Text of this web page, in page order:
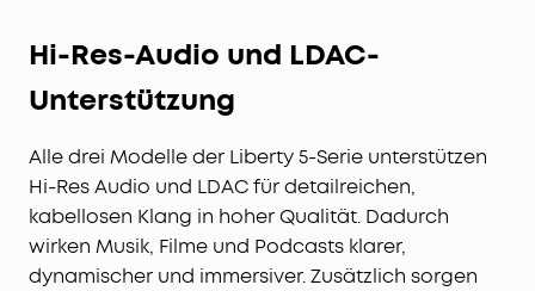
Hi-Res-Audio und LDAC-
Unterstützung
Alle drei Modelle der Liberty 5-Serie unterstützen
Hi-Res Audio und LDAC für detailreichen,
kabellosen Klang in hoher Qualität. Dadurch
wirken Musik, Filme und Podcasts klarer,
dynamischer und immersiver. Zusätzlich sorgen